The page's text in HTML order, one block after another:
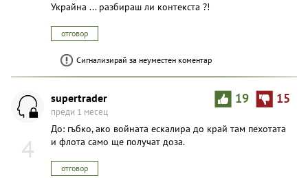
Украйна ... разбираш ли контекста ?!
отговор
Сигнализирай за неуместен коментар
4
19 15
supertrader
преди 1 месец
До: гъбко, ако войната ескалира до край там пехотата
и флота само ще получат доза.
отговор